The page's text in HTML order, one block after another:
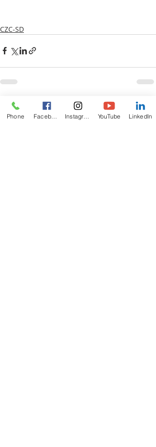
CZC-SD
Recent Posts See All
Phone YouTube LinkedIn